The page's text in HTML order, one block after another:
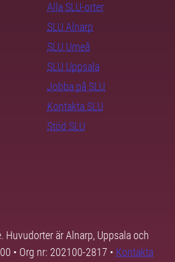
Alla SLU-orter
SLU Alnarp
SLU Umeå
SLU Uppsala
Jobba på SLU
Kontakta SLU
Stöd SLU
Huvudorter är Alnarp, Uppsala och
• Org nr: 202100-2817 • Kontakta